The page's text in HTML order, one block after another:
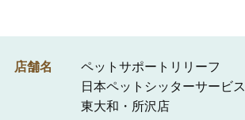
店舗名
ペットサポートリリーフ
日本ペットシッターサービス
東大和・所沢店